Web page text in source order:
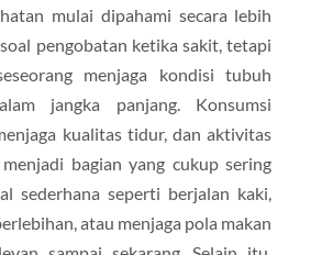
mulai dipahami secara lebih
pengobatan ketika sakit, tetapi
menjaga kondisi tubuh
jangka panjang. Konsumsi
kualitas tidur, dan aktivitas
bagian yang cukup sering
sederhana seperti berjalan kaki,
atau menjaga pola makan